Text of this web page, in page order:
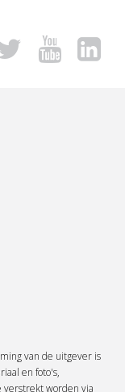
van de uitgever is
en foto's,
verstrekt worden via